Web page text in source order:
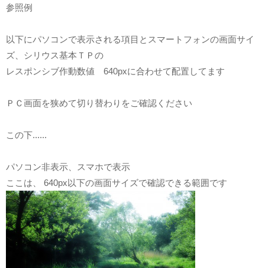
参照例
以下にパソコンで表示される項目とスマートフォンの画面サイ
ズ、シリウス基本ＴＰの
レスポンシブ作動数値 640pxに合わせて配置してます
ＰＣ画面を狭めて切り替わりをご確認ください
この下......
パソコン非表示、スマホで表示
ここは、 640px以下の画面サイズで確認できる範囲です